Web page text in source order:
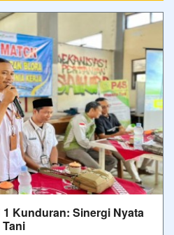
Kunduran: Sinergi Nyata